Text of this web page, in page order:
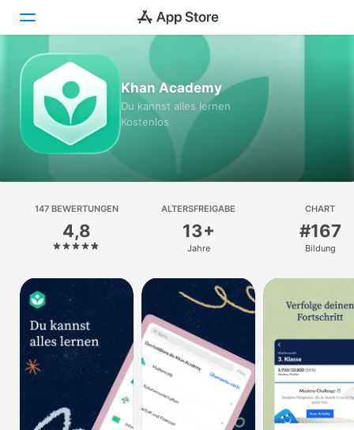
Heute
Spiele
Apps
Arcade
Suchen
Plattform
Mac
Watch
TV
Khan Academy
Du kannst alles lernen
Kostenlos
147 BEWERTUNGEN
4,8
ALTERSFREIGABE
13+
Jahre
CHART
#167
Bildung